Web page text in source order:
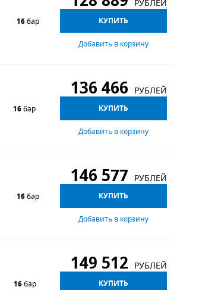
16бар
РУБЛЕЙ
КУПИТЬ
Добавить в корзину
16бар
136 466 РУБЛЕЙ
КУПИТЬ
Добавить в корзину
16бар
146 577 РУБЛЕЙ
КУПИТЬ
Добавить в корзину
16бар
149 512 РУБЛЕЙ
КУПИТЬ